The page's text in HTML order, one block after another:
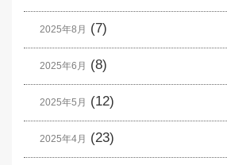
2025年8月 (7)
2025年6月 (8)
2025年5月 (12)
2025年4月 (23)